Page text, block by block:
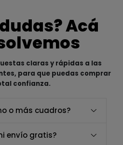
Acá
claras y rápidas a las
para que puedas comprar
confianza.
o más cuadros?
envío gratis?